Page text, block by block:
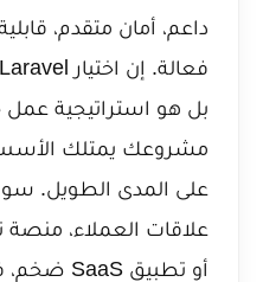
داعم، أمان متقدم،
بل هو استراتيجية
مشروعك يمتلك الأسس
على المدى الطويل.
علاقات العملاء، منصة